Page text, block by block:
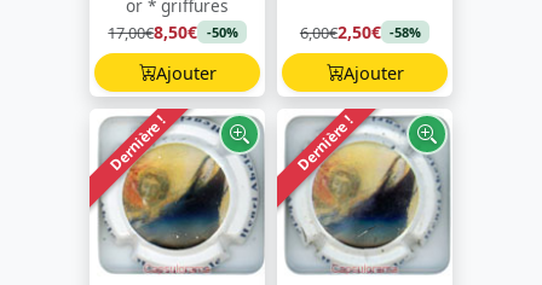
or * griffures
17,00€8,50€ -50%
Ajouter
6,00€2,50€ -58%
Ajouter
Dernière ! Dernière !